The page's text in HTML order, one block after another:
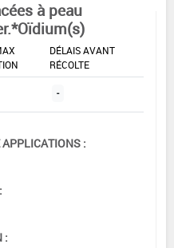
à peau
DÉLAIS AVANT
RÉCOLTE
-
:
: